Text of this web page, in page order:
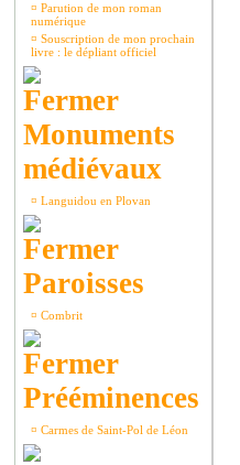
¤ Parution de mon roman
numérique
¤ Souscription de mon prochain
livre : le dépliant officiel
Monuments
médiévaux
¤ Languidou en Plovan
Paroisses
¤ Combrit
Prééminences
¤ Carmes de Saint-Pol de Léon